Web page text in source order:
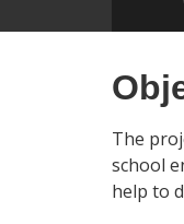
The
school
help to